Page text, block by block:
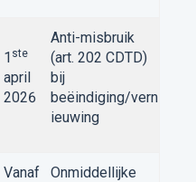
1 ste
april
2026
Anti-misbruik
(art. 202 CDTD)
bij
beëindiging/vern
ieuwing
Vanaf
Onmiddellijke